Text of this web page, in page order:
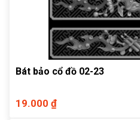
Bát bảo cổ đồ 02-23
19.000 ₫